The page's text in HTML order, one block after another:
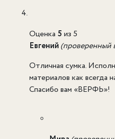
Оценка 5 из 5
Евгений (проверенный
Отличная сумка.
материалов как всегда
Спасибо вам «ВЕРФЬ»!